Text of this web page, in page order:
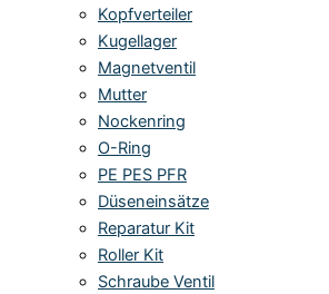
Kopfverteiler
Kugellager
Magnetventil
Mutter
Nockenring
O-Ring
PE PES PFR
Düseneinsätze
Reparatur Kit
Roller Kit
Schraube Ventil